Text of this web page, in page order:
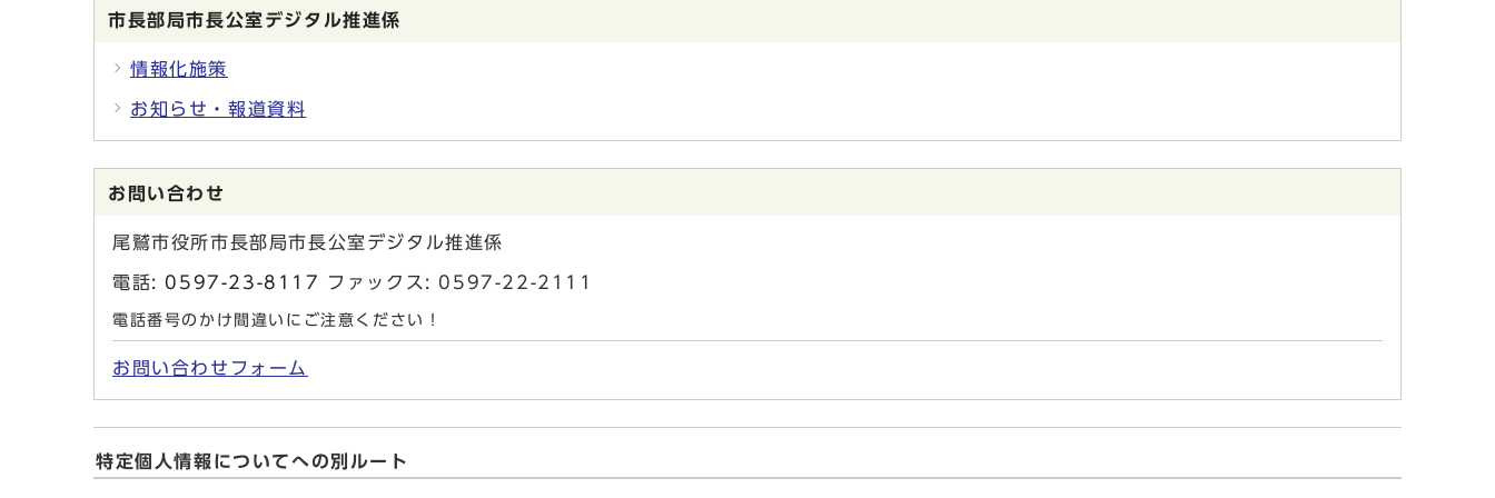
市長部局市長公室デジタル推進係
情報化施策
お知らせ・報道資料
お問い合わせ
尾鷲市役所市長部局市長公室デジタル推進係
電話: 0597-23-8117 ファックス: 0597-22-2111
電話番号のかけ間違いにご注意ください！
お問い合わせフォーム
特定個人情報についてへの別ルート